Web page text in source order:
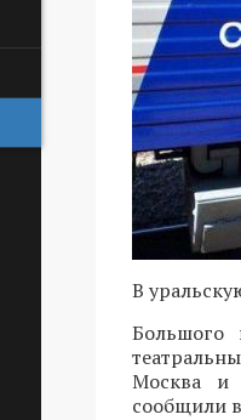
В
Большого
Москва и
сообщили